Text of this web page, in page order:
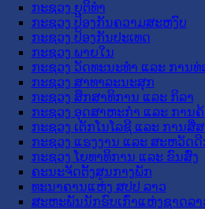
ກະຊວງ ຍຸຕິທໍາ
ກະຊວງ ປ້ອງກັນຄວາມສະຫງົບ
ກະຊວງ ປ້ອງກັນປະເທດ
ກະຊວງ ພາຍໃນ
ກະຊວງ ວັດທະນະທຳ ແລະ ການທ່
ກະຊວງ ສາທາລະນະສຸກ
ກະຊວງ ສຶກສາທິການ ແລະ ກິລາ
ກະຊວງ ອຸດສາຫະກຳ ແລະ ການຄ້
ກະຊວງ ເຕັກໂນໂລຊີ ແລະ ການສື່
ກະຊວງ ແຮງງານ ແລະ ສະຫວັດ
ກະຊວງ ໂຍທາທິການ ແລະ ຂົນສົ່ງ
ຄະນະຈັດຕັ້ງສູນກາງພັກ
ທະນາຄານແຫ່ງ ສປປ ລາວ
ສະຫະພັນນັກຮົບເກົ່າແຫ່ງຊາດລາ